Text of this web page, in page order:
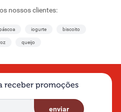
nossos clientes:
iogurte biscoito
queijo
receber promoções
enviar